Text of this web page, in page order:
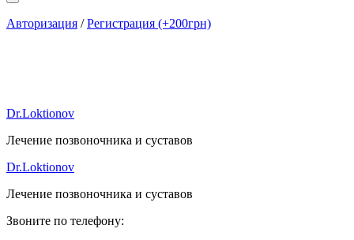
Авторизация /Регистрация (+200грн)
Dr.Loktionov
Лечение позвоночника и суставов
Dr.Loktionov
Лечение позвоночника и суставов
Звоните по телефону: